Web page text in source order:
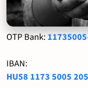
OTP Bank:
IBAN:
HU58 1173 5005